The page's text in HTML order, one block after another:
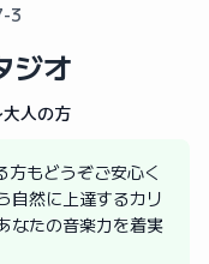
3
ジオ
人の方
方もどうぞご安心く
自然に上達するカリ
なたの音楽力を着実